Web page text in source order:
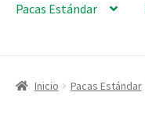
Pacas Estándar
Inicio Pacas Estándar